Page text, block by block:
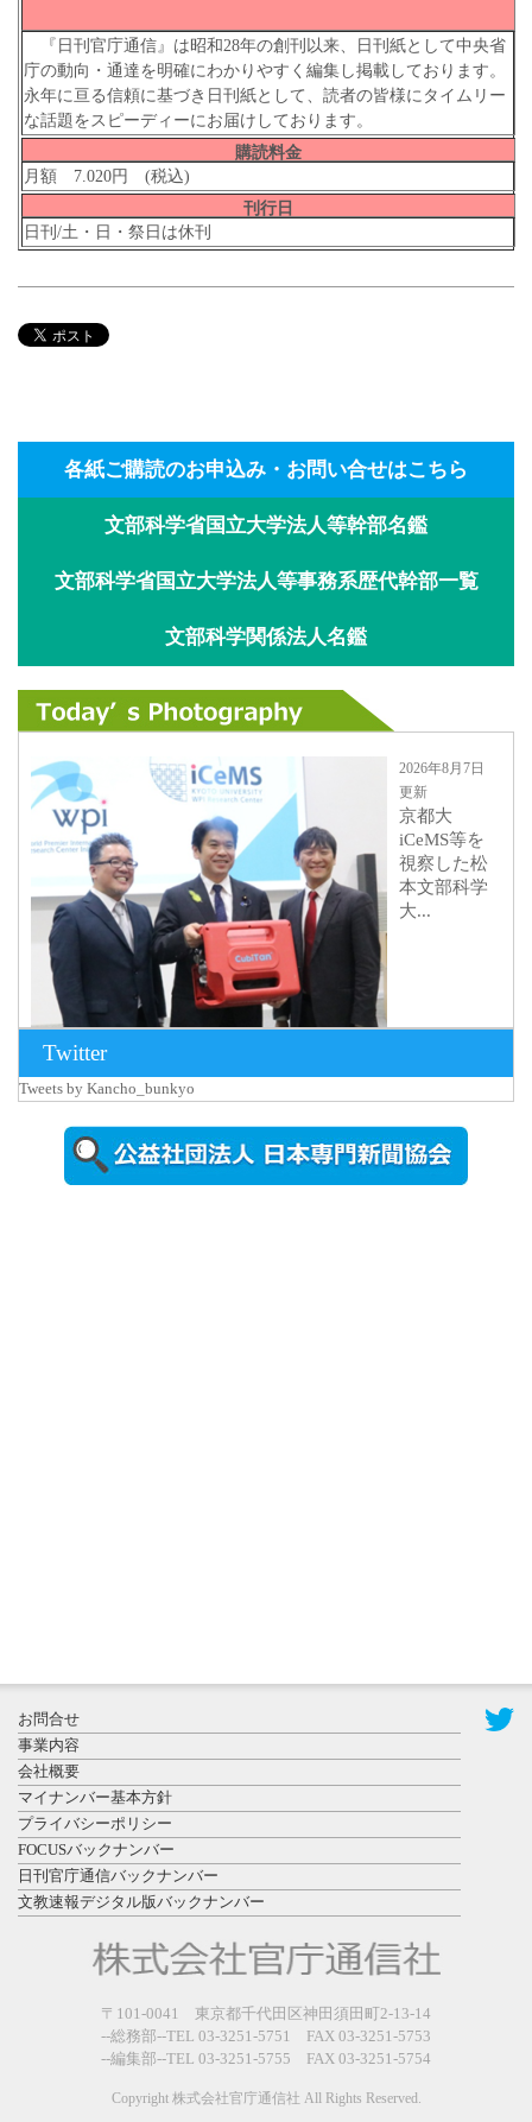
『日刊官庁通信』は昭和28年の創刊以来、日刊紙として中央省
庁の動向・通達を明確にわかりやすく編集し掲載しております。
永年に亘る信頼に基づき日刊紙として、読者の皆様にタイムリー
な話題をスピーディーにお届けしております。
購読料金
月額 7.020円 (税込)
刊行日
日刊/土・日・祭日は休刊
各紙ご購読のお申込み・お問い合せはこちら
文部科学省国立大学法人等幹部名鑑
文部科学省国立大学法人等事務系歴代幹部一覧
文部科学関係法人名鑑
2026年8月7日
更新
京都大
iCeMS等を
視察した松
本文部科学
大...
2026年8月5日
更新
農工大で大
登録有形文
化財となっ
た東北大植
物園八...
日更新
県警等と大
規模災害時
締結し...
Twitter
Tweets by Kancho_bunkyo
お問合せ
事業内容
会社概要
マイナンバー基本方針
プライバシーポリシー
FOCUSバックナンバー
日刊官庁通信バックナンバー
文教速報デジタル版バックナンバー
〒101-0041 東京都千代田区神田須田町2-13-14
--総務部--TEL 03-3251-5751 FAX 03-3251-5753
--編集部--TEL 03-3251-5755 FAX 03-3251-5754
Copyright 株式会社官庁通信社 All Rights Reserved.